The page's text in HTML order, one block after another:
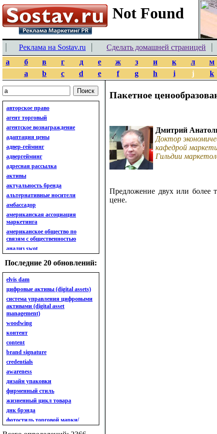
Реклама на Sostav.ru
Сделать домашней страницей
а
б в г д е ж з и к л
м
a
b c d e f g h i j k
авторское право
агент торговый
агентское вознаграждение
адаптация цены
адвер-гейминг
адвергейминг
адресная рассылка
активы
актуальность бренда
альтернативные носители
амбассадор
американская ассоциация
маркетинга
американское общество по
связям с общественностью
анализ swot
анализ бизнес-портфеля
анализ имиджа
анализ кластерный
анализ конкурентов
анализ кросс-культурных
особенностей
анализ мак кинси «7s»
анализ макросистемы
анализ маркетинговый
анализ рынка
анализ ситуационный
анализ экспертный
индивидуальный
анкета
ассортимент
ассортимент товарный.
планирование товарного
ассортимента
ассортимент. глубина
Последние 20 обновлений:
elvis dam
цифровые активы (digital assets)
система управления цифровыми
активами (digital asset
management)
woodwing
контент
content
brand signature
credentials
awareness
дизайн упаковки
фирменный стиль
жизненный цикл товара
днк брэнда
фотостиль торговой марки/
линейки продукции
Пакетное
Дмитрий
Доктор
кафедрой
Гильдии
Предложение двух или более
цене.